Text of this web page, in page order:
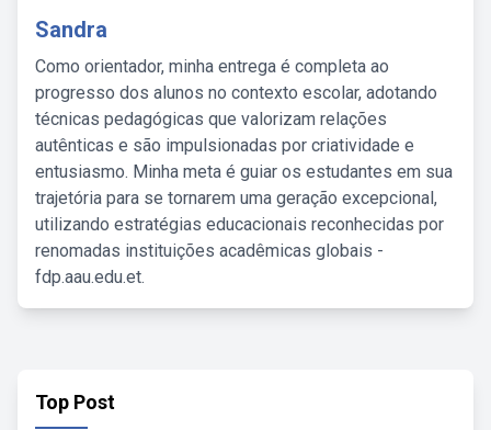
Sandra
Como orientador, minha entrega é completa ao
progresso dos alunos no contexto escolar, adotando
técnicas pedagógicas que valorizam relações
autênticas e são impulsionadas por criatividade e
entusiasmo. Minha meta é guiar os estudantes em sua
trajetória para se tornarem uma geração excepcional,
utilizando estratégias educacionais reconhecidas por
renomadas instituições acadêmicas globais -
fdp.aau.edu.et.
Top Post